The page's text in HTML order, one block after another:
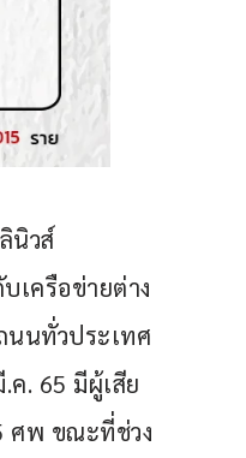
นิวส์
เครือข่ายต่าง
นนทั่วประเทศ
. 65 มีผู้เสีย
ศพ ขณะที่ช่วง